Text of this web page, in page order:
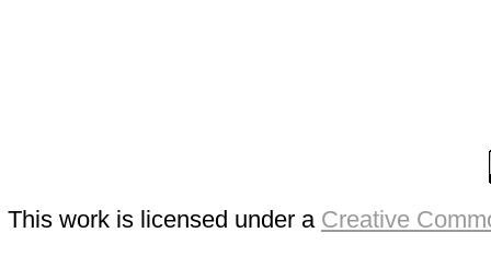
This work is licensed under a Creative